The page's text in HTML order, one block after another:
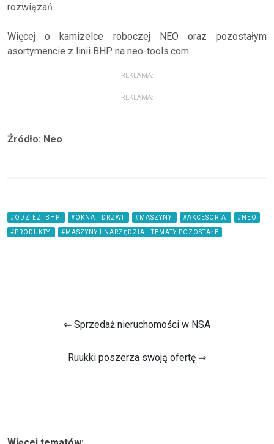
rozwiązań.
Więcej o kamizelce roboczej NEO oraz pozostałym
asortymencie z linii BHP na neo-tools.com.
REKLAMA:
REKLAMA:
Źródło: Neo
#ODZIEZ_BHP #OKNA I DRZWI #MASZYNY #AKCESORIA #NEO
#PRODUKTY #MASZYNY I NARZĘDZIA - TEMATY POZOSTAŁE
⇐ Sprzedaż nieruchomości w NSA
Ruukki poszerza swoją ofertę ⇒